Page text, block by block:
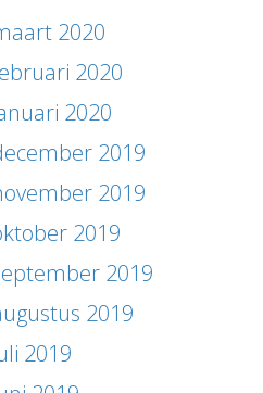
2020
2020
2020
2019
2019
2019
2019
2019
2019